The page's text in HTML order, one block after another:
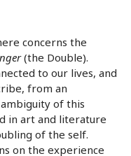
concerns the
(the Double).
to our lives, and
from an
of this
in art and literature
of the self.
on the experience